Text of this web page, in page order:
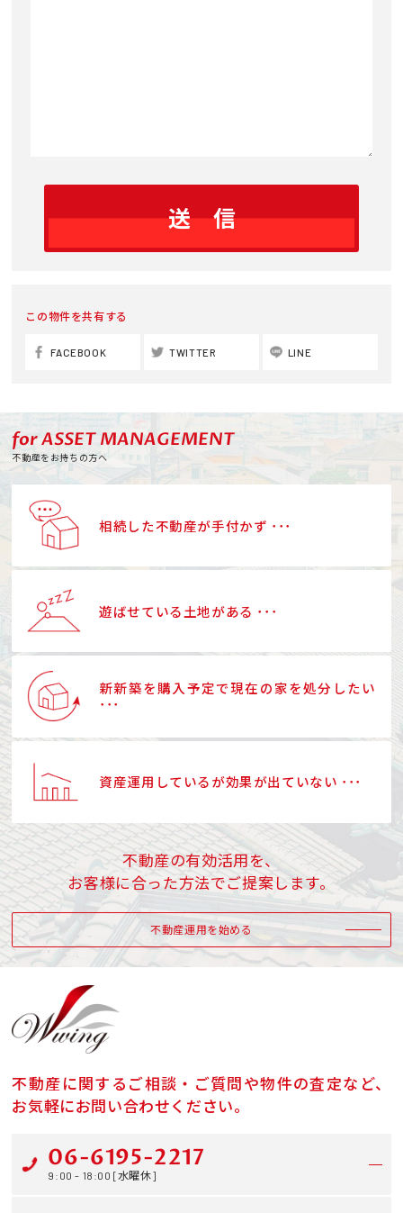
この物件を共有する
FACEBOOK TWITTER LINE
for ASSET MANAGEMENT
不動産をお持ちの方へ
相続した不動産が手付かず ･･･
遊ばせている土地がある ･･･
新新築を購入予定で現在の家を処分したい
･･･
資産運用しているが効果が出ていない ･･･
不動産の有効活用を、
お客様に合った方法でご提案します。
不動産運用を始める
不動産に関するご相談・ご質問や物件の査定など、
お気軽にお問い合わせください。
06-6195-2217
9:00 - 18:00 [水曜休]